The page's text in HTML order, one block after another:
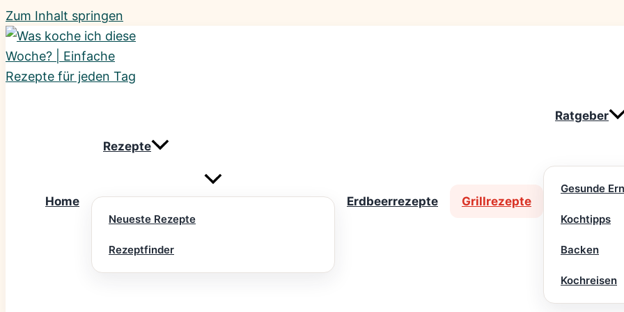
Zum Inhalt springen
Home
Rezepte
Neueste Rezepte
Rezeptfinder
Erdbeerrezepte Grillrezepte
Ratgeber
Gesunde
Kochtipps
Backen
Kochreisen